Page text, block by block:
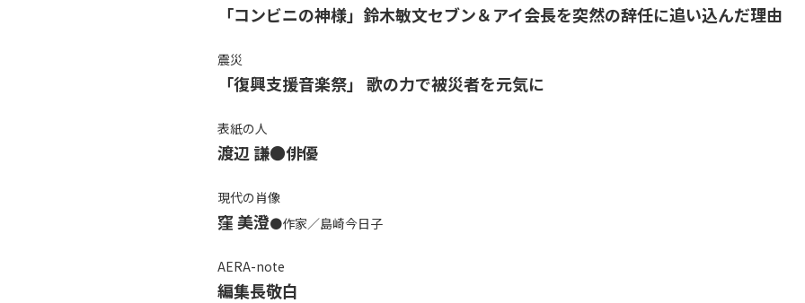
「コンビニの神様」鈴木敏文セブン＆アイ会長を突然の辞任に追い込んだ理由
震災
「復興支援音楽祭」 歌の力で被災者を元気に
表紙の人
渡辺 謙●俳優
現代の肖像
窪 美澄●作家／島崎今日子
AERA-note
編集長敬白